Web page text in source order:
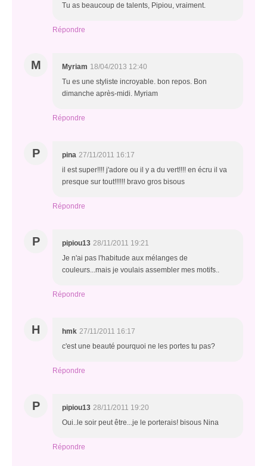
Tu as beaucoup de talents, Pipiou, vraiment.
Répondre
M Myriam 18/04/2013 12:40
Tu es une styliste incroyable. bon repos. Bon
dimanche après-midi. Myriam
Répondre
P pina 27/11/2011 16:17
il est super!!!! j'adore ou il y a du vert!!!! en écru il va
presque sur tout!!!!!! bravo gros bisous
Répondre
P pipiou13 28/11/2011 19:21
Je n'ai pas l'habitude aux mélanges de
couleurs...mais je voulais assembler mes motifs..
Répondre
H hmk 27/11/2011 16:17
c'est une beauté pourquoi ne les portes tu pas?
Répondre
P pipiou13 28/11/2011 19:20
Oui..le soir peut être...je le porterais! bisous Nina
Répondre